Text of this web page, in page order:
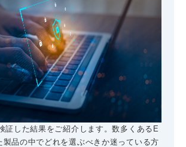
証した結果をご紹介します。数多くあるE
製品の中でどれを選ぶべきか迷っている方